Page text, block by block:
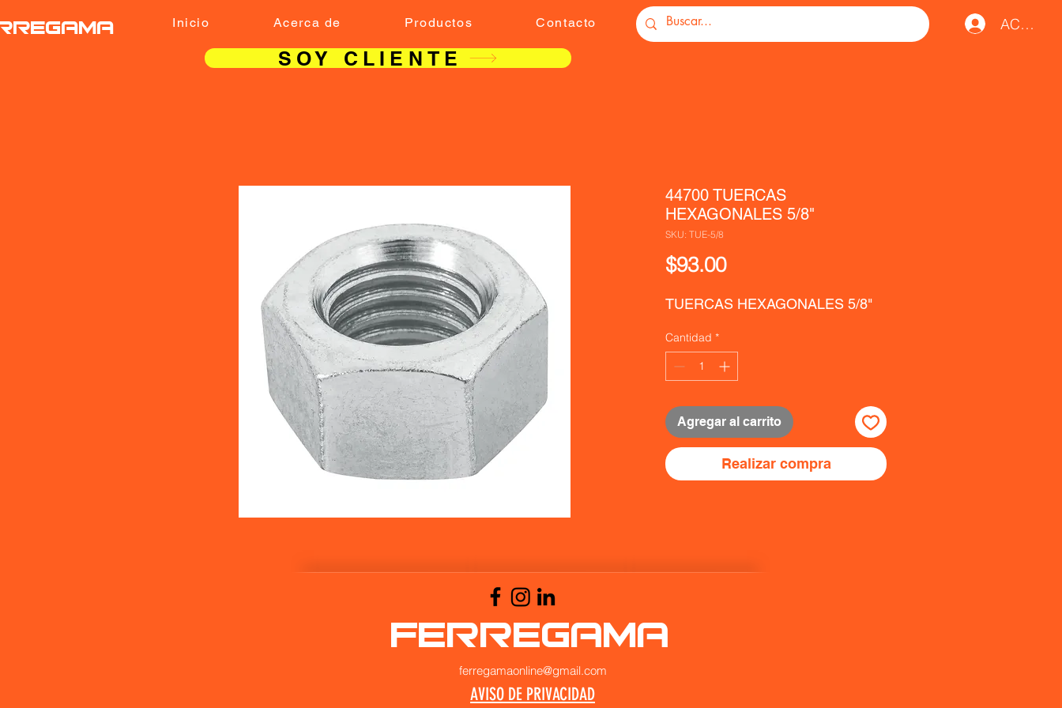
Inicio Acerca de Productos Contacto ACCESO
SOY CLIENTE
44700 TUERCAS
HEXAGONALES 5/8"
SKU: TUE-5/8
$93.00Precio
TUERCAS HEXAGONALES 5/8"
Cantidad *
Agregar al carrito
Realizar compra
ferregamaonline@gmail.com
FERREGAMA
AVISO DE PRIVACIDAD